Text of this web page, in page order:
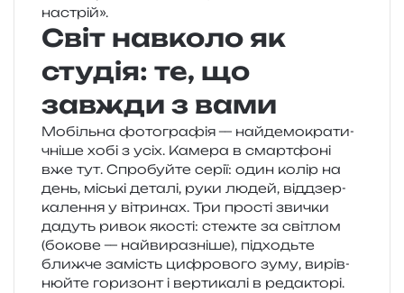
настрій».
Світ навколо як
студія: те, що
завжди з вами
Мобільна фото­гра­фія — най­де­мо­кра­ти­
чні­ше хобі з усіх. Камера в смар­тфо­ні
вже тут. Спробуйте серії: один колір на
день, міські дета­лі, руки людей, від­дзер­
ка­ле­н­ня у вітри­нах. Три про­сті зви­чки
дадуть ривок яко­сті: стеж­те за сві­тлом
(боко­ве — най­ви­ра­зні­ше), під­ходь­те
ближ­че замість цифро­во­го зуму, вирів­
нюй­те гори­зонт і вер­ти­ка­лі в редакторі.